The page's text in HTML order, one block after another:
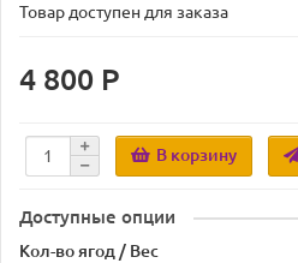
Товар доступен для заказа
4 800 Р
В корзину
Доступные опции
Кол-во ягод / Вес